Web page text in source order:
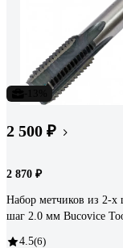
2 500 ₽
2 870 ₽
Набор метчиков из 2-х
шаг 2.0 мм Bucovice
4.5(6)